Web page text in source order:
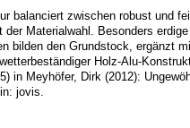
balanciert zwischen robust und
der Materialwahl. Besonders
bilden den Grundstock, ergänzt
Holz-Alu-
in Meyhöfer, Dirk (2012):
jovis.